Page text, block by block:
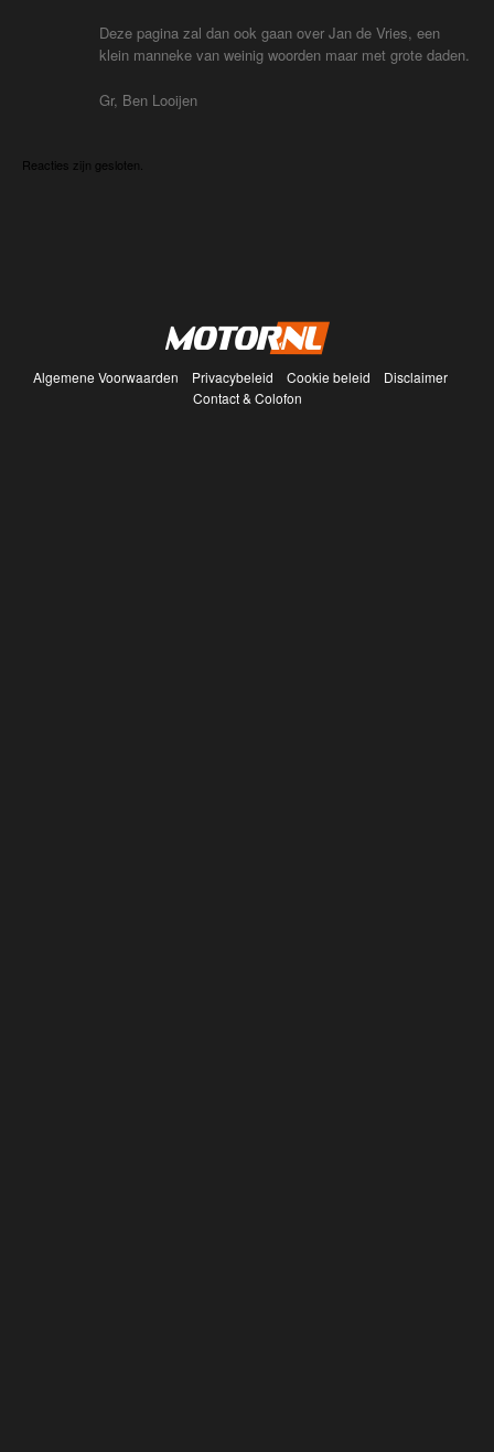
Deze pagina zal dan ook gaan over Jan de Vries, een
klein manneke van weinig woorden maar met grote daden.
Gr, Ben Looijen
Reacties zijn gesloten.
Algemene Voorwaarden Privacybeleid Cookie beleid
Disclaimer
Contact & Colofon